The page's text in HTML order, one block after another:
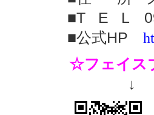
■T E L
■公式HP
☆フェイス
↓